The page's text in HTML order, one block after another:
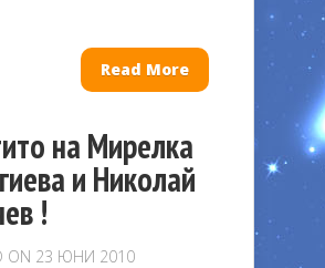
Read More
на Мирелка
и Николай
!
ON 23 ЮНИ 2010